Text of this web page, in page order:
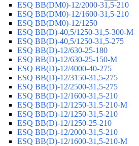
ESQ ВВ(DM0)-12/2000-31,5-210
ESQ ВВ(DM0)-12/1600-31,5-210
ESQ ВВ(DM0)-12/1250
ESQ ВВ(D)-40,5/1250-31,5-300-М
ESQ ВВ(D)-40,5/1250-31,5-275
ESQ ВВ(D)-12/630-25-180
ESQ ВВ(D)-12/630-25-150-М
ESQ ВВ(D)-12/4000-40-275
ESQ ВВ(D)-12/3150-31,5-275
ESQ ВВ(D)-12/2500-31,5-275
ESQ ВВ(D)-12/1600-31,5-210
ESQ ВВ(D)-12/1250-31.5-210-М
ESQ ВВ(D)-12/1250-31,5-210
ESQ ВВ(D)-12/1250-25-210
ESQ BB(D)-12/2000-31,5-210
ESQ BB(D)-12/1600-31,5-210-М